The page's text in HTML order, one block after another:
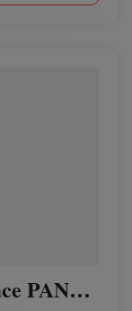
Spansk Curly uld Singleface PANSY LILLA